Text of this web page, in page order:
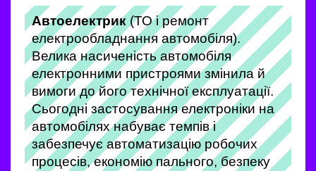
Автоелектрик (ТО і ремонт
електрообладнання автомобіля).
Велика насиченість автомобіля
електронними пристроями змінила й
вимоги до його технічної експлуатації.
Сьогодні застосування електроніки на
автомобілях набуває темпів і
забезпечує автоматизацію робочих
процесів, економію пального, безпеку